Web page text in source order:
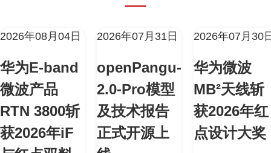
2026年08月04日
华为E-band
微波产品
RTN 3800斩
获2026年iF
2026年07月31日
openPangu-
2.0-Pro模型
及技术报告
正式开源上
2026年07月30
华为微波
MB²天线斩
获2026年红
点设计大奖